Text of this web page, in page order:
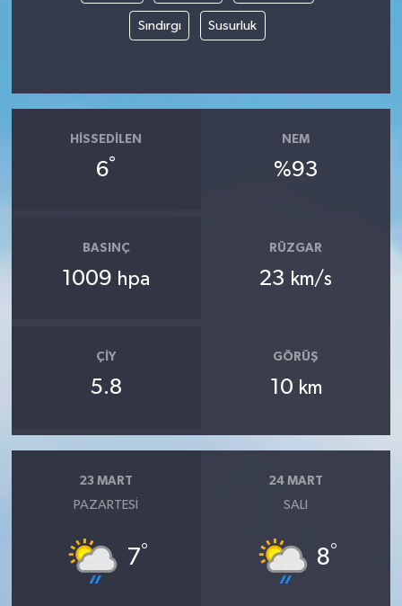
Sındırgı Susurluk
HISSEDILEN
6°
NEM
%93
BASINÇ
1009 hpa
RÜZGAR
23 km/s
ÇIY
5.8
GÖRÜŞ
10 km
23 MART
PAZARTESI
7°
24 MART
SALI
8°